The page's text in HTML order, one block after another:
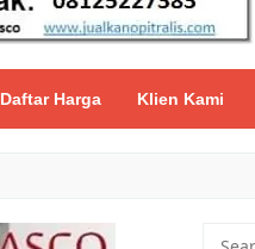
Daftar Harga Klien Kami